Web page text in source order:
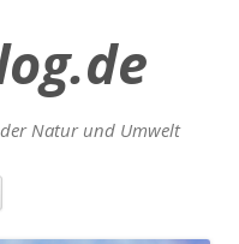
der Natur und Umwelt
Zum
springen